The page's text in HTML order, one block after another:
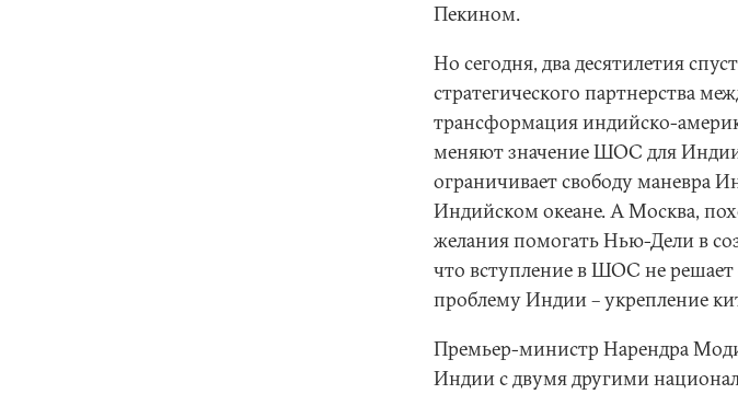
Пекином.
Но сегодня, два десятилетия
стратегического партнерства
трансформация индийско-
меняют значение ШОС для
ограничивает свободу
Индийском океане. А Москва,
желания помогать Нью-Дели в
что вступление в ШОС не
проблему Индии – укрепление
Премьер-министр Нарендра
Индии с двумя другими